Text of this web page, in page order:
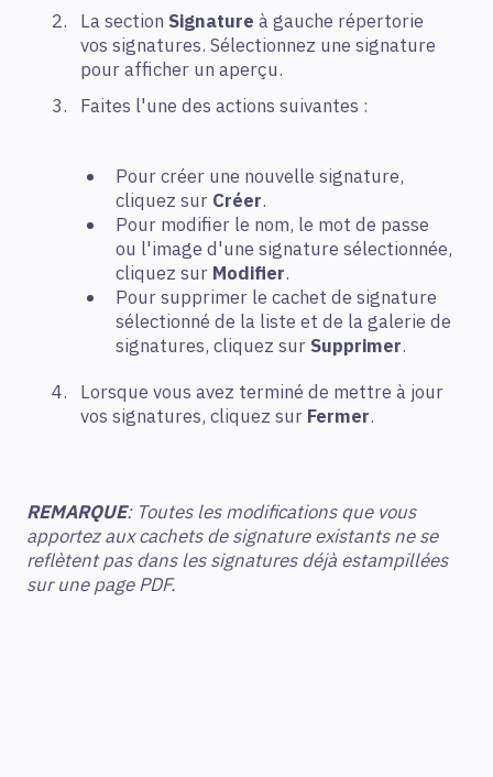
La section Signature à gauche répertorie
vos signatures. Sélectionnez une signature
pour afficher un aperçu.
Faites l'une des actions suivantes :
Pour créer une nouvelle signature,
cliquez sur Créer.
Pour modifier le nom, le mot de passe
ou l'image d'une signature sélectionnée,
cliquez sur Modifier.
Pour supprimer le cachet de signature
sélectionné de la liste et de la galerie de
signatures, cliquez sur Supprimer.
Lorsque vous avez terminé de mettre à jour
vos signatures, cliquez sur Fermer.
REMARQUE: Toutes les modifications que vous
apportez aux cachets de signature existants ne se
reflètent pas dans les signatures déjà estampillées
sur une page PDF.